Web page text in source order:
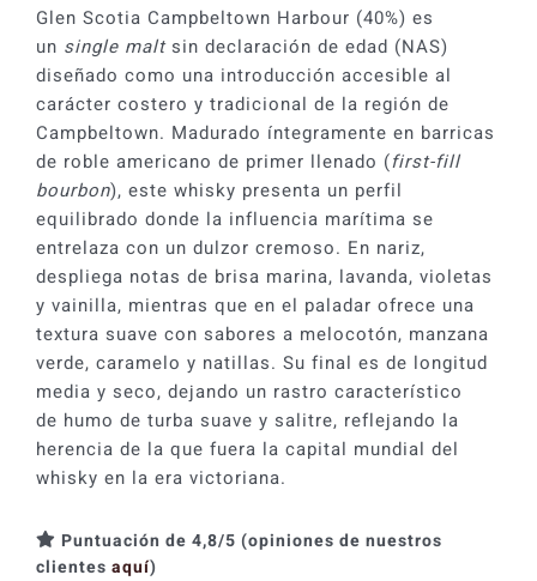
Scotia
Campbeltown
Harbour
Single
Malt
40%
cantidad
Glen Scotia Campbeltown Harbour (40%) es
un single maltsin declaración de edad (NAS)
diseñado como una introducción accesible al
carácter costero y tradicional de la región de
Campbeltown. Madurado íntegramente en barricas
de roble americano de primer llenado (first-fill
bourbon), este whisky presenta un perfil
equilibrado donde la influencia marítima se
entrelaza con un dulzor cremoso. En nariz,
despliega notas de brisa marina, lavanda, violetas
y vainilla, mientras que en el paladar ofrece una
textura suave con sabores a melocotón, manzana
verde, caramelo y natillas. Su final es de longitud
media y seco, dejando un rastro característico
de humo de turba suave y salitre, reflejando la
herencia de la que fuera la capital mundial del
whisky en la era victoriana.
Puntuación de 4,8/5 (opiniones de nuestros
clientes aquí)